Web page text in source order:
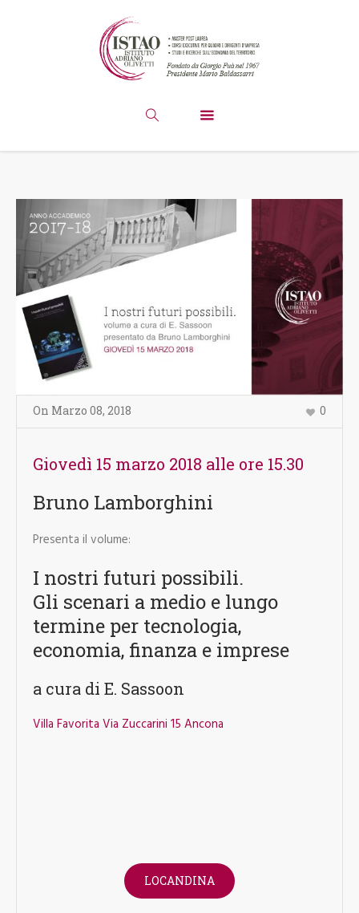
On Marzo 08, 2018 0
Giovedì 15 marzo 2018 alle ore 15.30
Bruno Lamborghini
Presenta il volume:
I nostri futuri possibili.
Gli scenari a medio e lungo
termine per tecnologia,
economia, finanza e imprese
a cura di E. Sassoon
Villa Favorita Via Zuccarini 15 Ancona
LOCANDINA